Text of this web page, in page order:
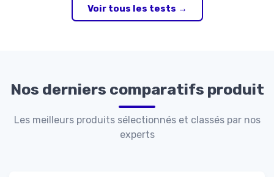
Voir tous les tests →
Nos derniers comparatifs produit
Les meilleurs produits sélectionnés et classés par nos
experts